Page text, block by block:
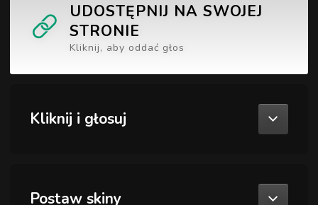
UDOSTĘPNIJ NA SWOJEJ
STRONIE
Kliknij, aby oddać głos
Kliknij i głosuj
Postaw skiny